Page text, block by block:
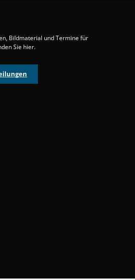
Bildmaterial und Termine für
Sie hier.